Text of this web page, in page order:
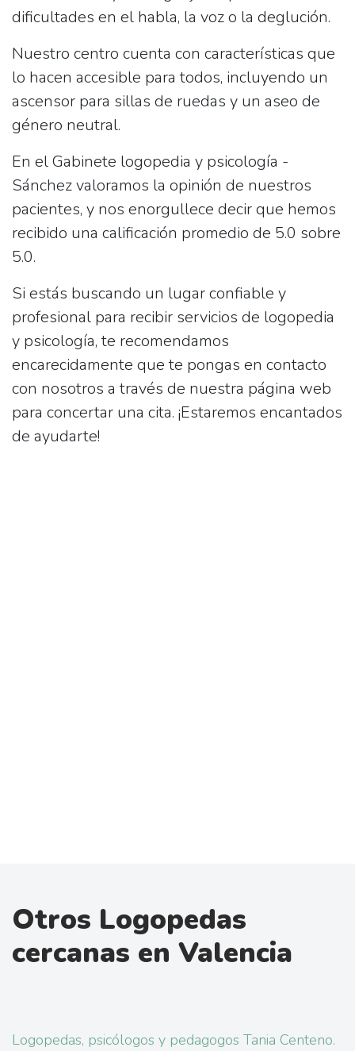
dificultades en el habla, la voz o la deglución.
Nuestro centro cuenta con características que
lo hacen accesible para todos, incluyendo un
ascensor para sillas de ruedas y un aseo de
género neutral.
En el Gabinete logopedia y psicología -
Sánchez valoramos la opinión de nuestros
pacientes, y nos enorgullece decir que hemos
recibido una calificación promedio de 5.0 sobre
5.0.
Si estás buscando un lugar confiable y
profesional para recibir servicios de logopedia
y psicología, te recomendamos
encarecidamente que te pongas en contacto
con nosotros a través de nuestra página web
para concertar una cita. ¡Estaremos encantados
de ayudarte!
Otros Logopedas
cercanas en Valencia
Logopedas, psicólogos y pedagogos Tania Centeno.